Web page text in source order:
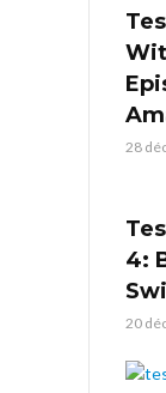
28
4:
20